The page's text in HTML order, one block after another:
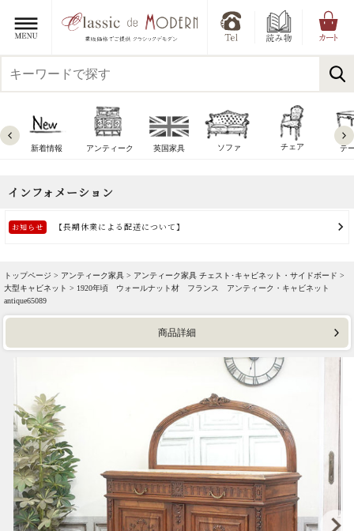
新着情報 アンティーク 英国家具 ソファ チェア テ
トップページ > アンティーク家具 > アンティーク家具 チェスト･キャビネット・サイドボード >
大型キャビネット > 1920年頃 ウォールナット材 フランス アンティーク・キャビネット
antique65089
商品詳細